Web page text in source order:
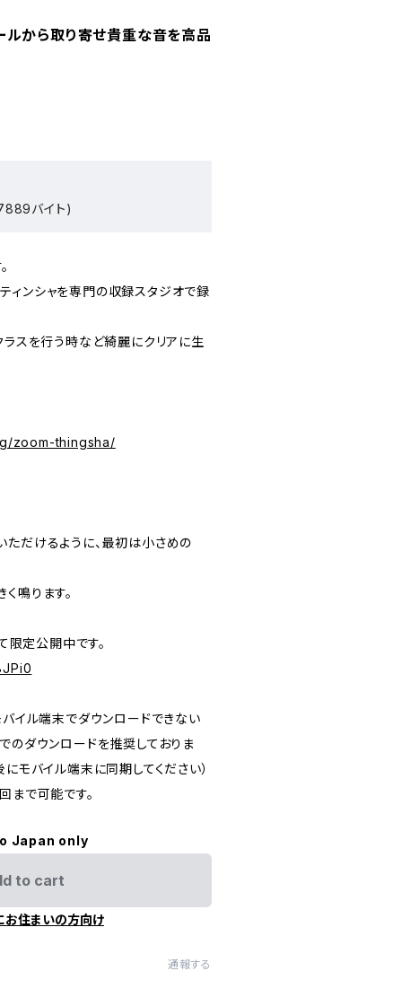
から取り寄せ貴重な音を高品
バイト)
ィンシャを専門の収録スタジオで録
スを行う時など綺麗にクリアに生
zoom-thingsha/
ただけるように、最初は小さめの
鳴ります。
定公開中です。
イル端末でダウンロードできない
のダウンロードを推奨しておりま
にモバイル端末に同期してください）
まで可能です。
Japan only
to cart
お住まいの方向け
通報する